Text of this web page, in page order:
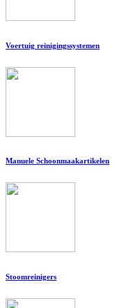
Voertuig reinigingssystemen
Manuele Schoonmaakartikelen
Stoomreinigers